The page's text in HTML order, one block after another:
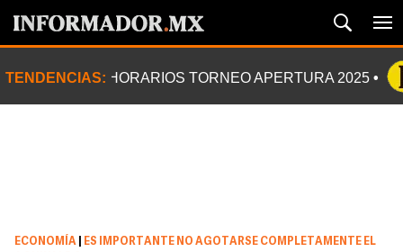
TENDENCIAS: HORARIOS TORNEO APERTURA 2025
ECONOMÍA
ES IMPORTANTE NO AGOTARSE COMPLETAMENTE EL